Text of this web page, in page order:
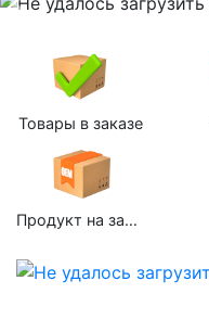
Previous
Товары в заказе
Продукт на заказ